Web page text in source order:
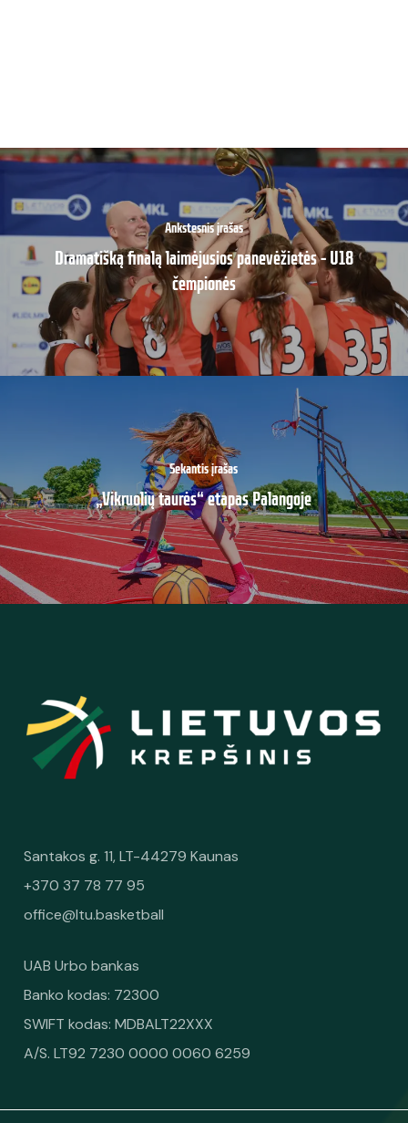
Ankstesnis įrašas
Dramatišką finalą laimėjusios panevėžietės – U18
čempionės
Sekantis įrašas
„Vikruolių taurės“ etapas Palangoje
Santakos g. 11, LT-44279 Kaunas
+370 37 78 77 95
office@ltu.basketball
UAB Urbo bankas
Banko kodas: 72300
SWIFT kodas: MDBALT22XXX
A/S. LT92 7230 0000 0060 6259